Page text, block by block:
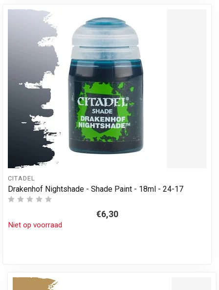
CITADEL
Drakenhof Nightshade - Shade Paint - 18ml - 24-17
€6,30
Niet op voorraad